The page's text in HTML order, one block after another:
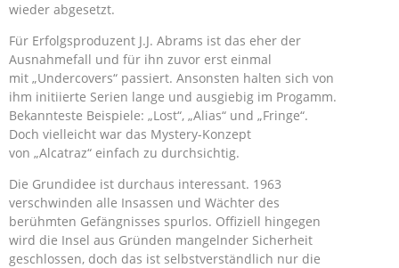
wieder abgesetzt.
Für Erfolgsproduzent J.J. Abrams ist das eher der
Ausnahmefall und für ihn zuvor erst einmal
mit „Undercovers“ passiert. Ansonsten halten sich von
ihm initiierte Serien lange und ausgiebig im Progamm.
Bekannteste Beispiele: „Lost“, „Alias“ und „Fringe“.
Doch vielleicht war das Mystery-Konzept
von „Alcatraz“ einfach zu durchsichtig.
Die Grundidee ist durchaus interessant. 1963
verschwinden alle Insassen und Wächter des
berühmten Gefängnisses spurlos. Offiziell hingegen
wird die Insel aus Gründen mangelnder Sicherheit
geschlossen, doch das ist selbstverständlich nur die